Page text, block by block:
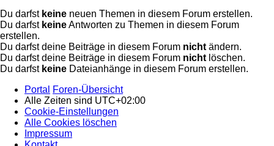
Du darfst keine neuen Themen in diesem Forum erstellen.
Du darfst keineAntworten zu Themen in diesem Forum
erstellen.
Du darfst deine Beiträge in diesem Forum nicht ändern.
Du darfst deine Beiträge in diesem Forum nicht löschen.
Du darfst keine Dateianhänge in diesem Forum erstellen.
Portal
Foren-Übersicht
Alle Zeiten sind UTC+02:00
Cookie-Einstellungen
Alle Cookies löschen
Impressum